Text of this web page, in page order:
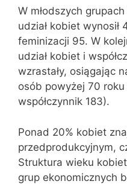
W młodszych
udział kobiet wynosił
feminizacji 95. W
udział kobiet i
wzrastały, osiągając
osób powyżej 70
współczynnik 183).
Ponad 20% kobiet
przedprodukcyjnym,
Struktura wieku
grup ekonomicznych